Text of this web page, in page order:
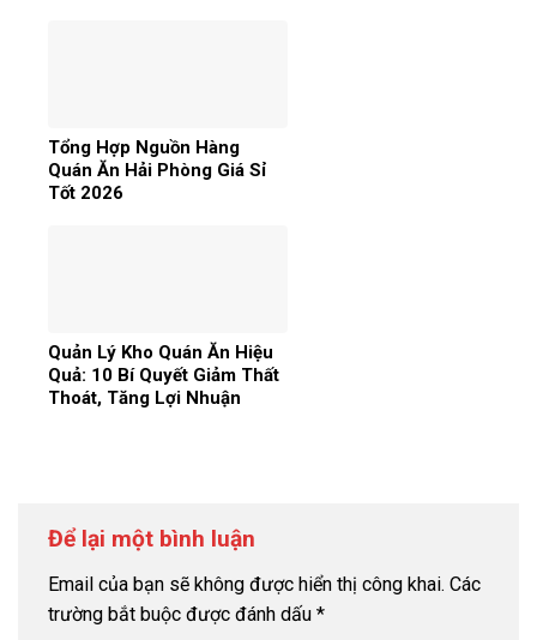
Tổng Hợp Nguồn Hàng
Quán Ăn Hải Phòng Giá Sỉ
Tốt 2026
Quản Lý Kho Quán Ăn Hiệu
Quả: 10 Bí Quyết Giảm Thất
Thoát, Tăng Lợi Nhuận
Để lại một bình luận
Email của bạn sẽ không được hiển thị công khai. Các
trường bắt buộc được đánh dấu *